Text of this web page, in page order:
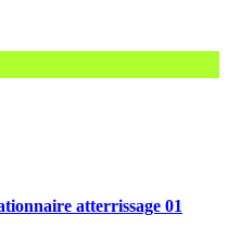
atterrissage 01